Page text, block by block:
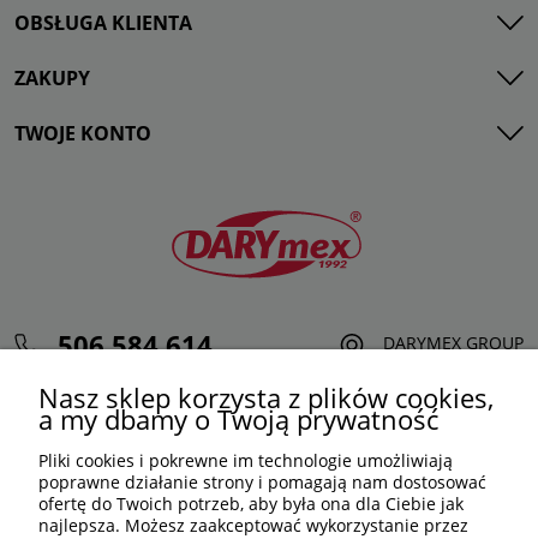
OBSŁUGA KLIENTA
ZAKUPY
TWOJE KONTO
506 584 614
pon. - pt.: 7:00 - 15:00
DARYMEX GROUP
ul. Siedliska 124,
Nasz sklep korzysta z plików cookies,
a my dbamy o Twoją prywatność
Pliki cookies i pokrewne im technologie umożliwiają
poprawne działanie strony i pomagają nam dostosować
ofertę do Twoich potrzeb, aby była ona dla Ciebie jak
najlepsza. Możesz zaakceptować wykorzystanie przez